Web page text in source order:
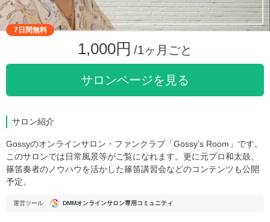
7日間無料
1,000円 /1ヶ月ごと
サロンページを見る
サロン紹介
Gossyのオンラインサロン・ファンクラブ「Gossy’s Room」です。
このサロンでは日常風景等がご覧になれます。更に元プロ和太鼓、
篠笛奏者のノウハウを活かした篠笛講習会などのコンテンツも公開
予定。
運営ツール DMMオンラインサロン専用コミュニティ